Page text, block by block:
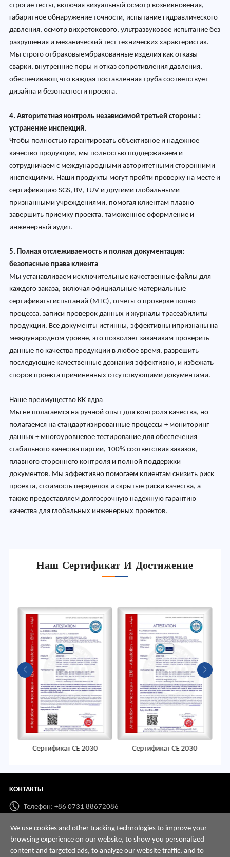
строгие тесты, включая визуальный осмотр возникновения,
габаритное обнаружение точности, испытание гидравлического
давления, осмотр вихретокового, ультразвуковое испытание без
разрушения и механический тест технических характеристик.
Мы строго отбраковыембракованные изделия как отказы
сварки, внутренние поры и отказ сопротивления давления,
обеспечивающ что каждая поставленная труба соответствует
дизайна и безопасности проекта.
4. Авторитетная контроль независимой третьей стороны :
устранение инспекций.
Чтобы полностью гарантировать объективное и надежное
качество продукции, мы полностью поддерживаем и
сотрудничаем с международными авторитетными сторонними
инспекциями. Наши продукты могут пройти проверку на месте и
сертификацию SGS, BV, TUV и другими глобальными
признанными учреждениями, помогая клиентам плавно
завершить приемку проекта, таможенное оформление и
инженерный аудит.
5. Полная отслеживаемость и полная документация:
безопасные права клиента
Мы устанавливаем исключительные качественные файлы для
каждого заказа, включая официальные материальные
сертификаты испытаний (MTC), отчеты о проверке полно-
процесса, записи проверок данных и журналы трасеабилиты
продукции. Все документы истинны, эффективны ипризнаны на
международном уровне, это позволяет закачикам проверить
данные по качества продукции в любое время, разрешить
последующие качественные дознания эффективно, и избежать
споров проекта причиненных отсутствующими документами.
Наше преимущество КК ядра
Мы не полагаемся на ручной опыт для контроля качества, но
полагаемся на стандартизированные процессы + мониторинг
данных + многоуровневое тестирование для обеспечения
стабильного качества партии, 100% соответствия заказов,
плавного стороннего контроля и полной поддержки
документов. Мы эффективно помогаем клиентам снизить риск
проекта, стоимость переделок и скрытые риски качества, а
также предоставляем долгосрочную надежную гарантию
качества для глобальных инженерных проектов.
Наш Сертификат И Достижение
Сертификат СЕ 2030 Сертификат СЕ 2030
КОНТАКТЫ
Телефон: +86 0731 88672086
Whatsapp:+86 198 7313 7997
Email: info@hnssd.com
We use cookies and other tracking technologies to improve your
browsing experience on our website, to show you personalized
content and targeted ads, to analyze our website traffic, and to